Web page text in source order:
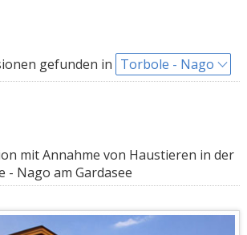
gefunden in Torbole - Nago
mit Annahme von Haustieren in der
- Nago am Gardasee